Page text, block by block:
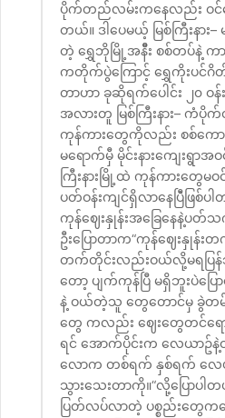
ပိုက်တည်လမ်းကနေလည်း ဝင်ရ
တယ်။ ဒါပေမယ့် မြစ်ကြီးနား–
တဲ့ ရွှေဘိုမြို့အနီီး စစ်တပ်နဲ့ က
ကတိုက်ပွဲကြောင့် ရွှေကိုးပင်ဂိ
တာဟာ ခုဆိုရက်ပေါင်း ၂၀ ဝန်
အလားတူ မြစ်ကြီးနား– ကံ
ကုန်ကားတွေကိုလည်း စစ်ကေ
မရောက်မှီ မိုင်းနားကျေးရွ
ကြီးနားမြို့ထဲ ကုန်ကားတွေမ
ပတ်ဝန်းကျင်ရှိလာနေပြီဲဖြစ်ပါ
ကုန်ဈေးနှုန်းအခြေနေနဲ့ပ
ဦးပြောတာက“ကုန်ဈေးနှုန်းတ
တက်တိုင်းလည်းဝယ်လို့မရပြန်
တော့ ပျက်ကုန်ပြီ မရှိဘူးပဲပြ
နဲ့ ဝယ်တဲ့သူ တွေတောင်မှ ခွဲတမ်
တွေ ကလည်း ဈေးတွေတင်ရော
ရင် အောက်ပိုင်းက လေယာဥ်
လောက တစ်ရက် နှစ်ရက် လေ
သွားသေးတာကို။“လို့ပြောပါတ
ပြတ်လပ်လာတဲ့ ပစ္စည်းတွေကတ